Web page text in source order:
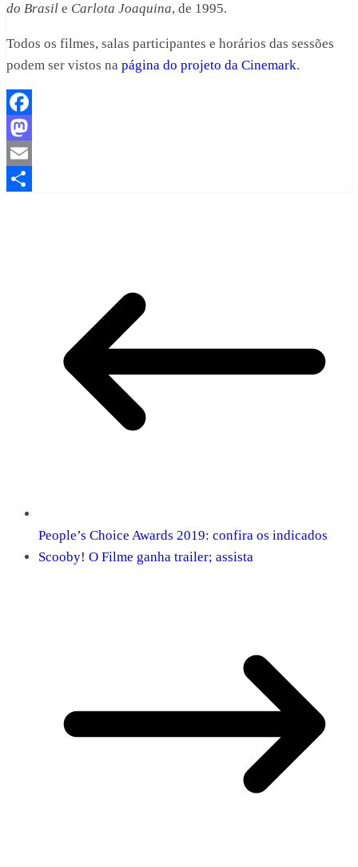
do Brasil e Carlota Joaquina, de 1995.
Todos os filmes, salas participantes e horários das sessões
podem ser vistos na página do projeto da Cinemark.
Facebook
Mastodon
Email
People’s Choice Awards 2019: confira os indicados
Scooby! O Filme ganha trailer; assista